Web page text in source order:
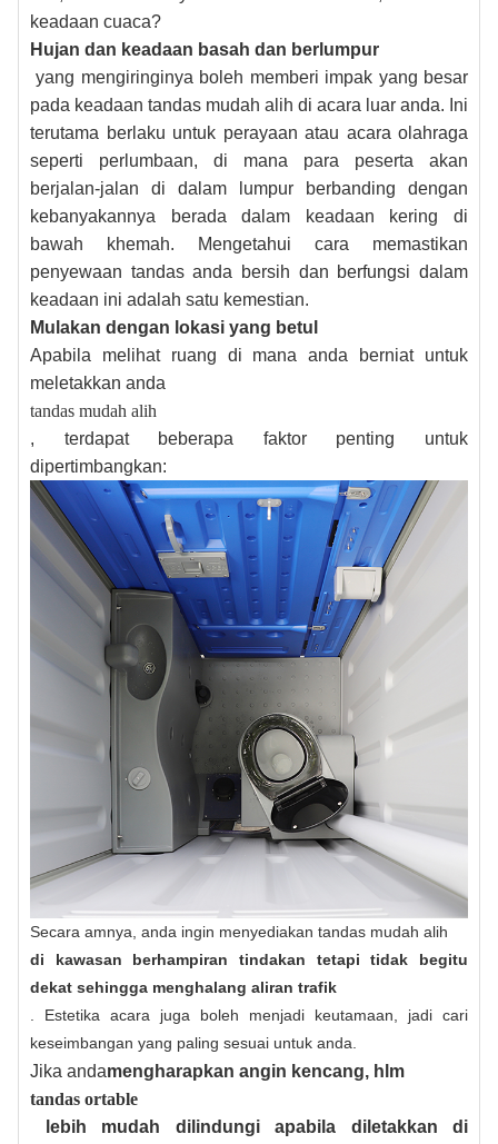
keadaan cuaca?
Hujan dan keadaan basah dan berlumpur
yang mengiringinya boleh memberi impak yang besar
pada keadaan tandas mudah alih di acara luar anda. Ini
terutama berlaku untuk perayaan atau acara olahraga
seperti perlumbaan, di mana para peserta akan
berjalan-jalan di dalam lumpur berbanding dengan
kebanyakannya berada dalam keadaan kering di
bawah khemah. Mengetahui cara memastikan
penyewaan tandas anda bersih dan berfungsi dalam
keadaan ini adalah satu kemestian.
Mulakan dengan lokasi yang betul
Apabila melihat ruang di mana anda berniat untuk
meletakkan anda
tandas mudah alih
, terdapat beberapa faktor penting untuk
dipertimbangkan:
Secara amnya, anda ingin menyediakan tandas mudah alih
di kawasan berhampiran tindakan tetapi tidak begitu
dekat sehingga menghalang aliran trafik
. Estetika acara juga boleh menjadi keutamaan, jadi cari
keseimbangan yang paling sesuai untuk anda.
Jika andamengharapkan angin kencang, hlm
tandas ortable
lebih mudah dilindungi apabila diletakkan di